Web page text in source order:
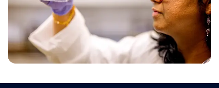
política de
privacidade
Aceito ser contactado por correio eletrónico e/ou